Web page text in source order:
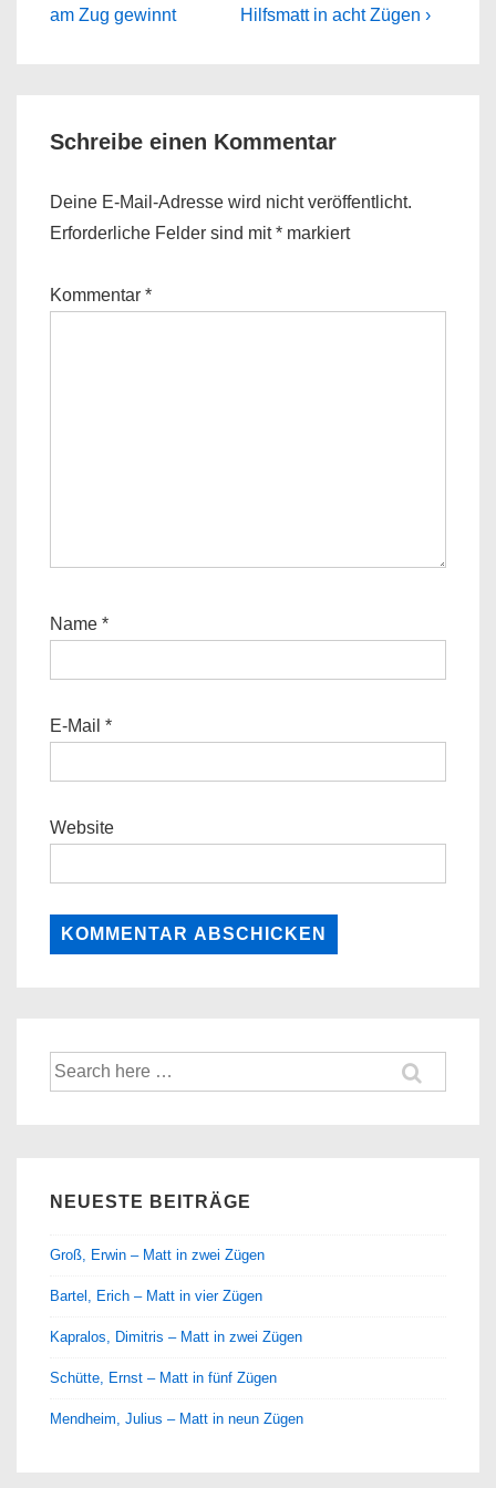
Post
am Zug gewinnt
Post
Hilfsmatt in acht Zügen ›
Schreibe einen Kommentar
Deine E-Mail-Adresse wird nicht veröffentlicht.
Erforderliche Felder sind mit* markiert
Kommentar *
Name *
E-Mail *
Website
Suche
nach:
NEUESTE BEITRÄGE
Groß, Erwin – Matt in zwei Zügen
Bartel, Erich – Matt in vier Zügen
Kapralos, Dimitris – Matt in zwei Zügen
Schütte, Ernst – Matt in fünf Zügen
Mendheim, Julius – Matt in neun Zügen